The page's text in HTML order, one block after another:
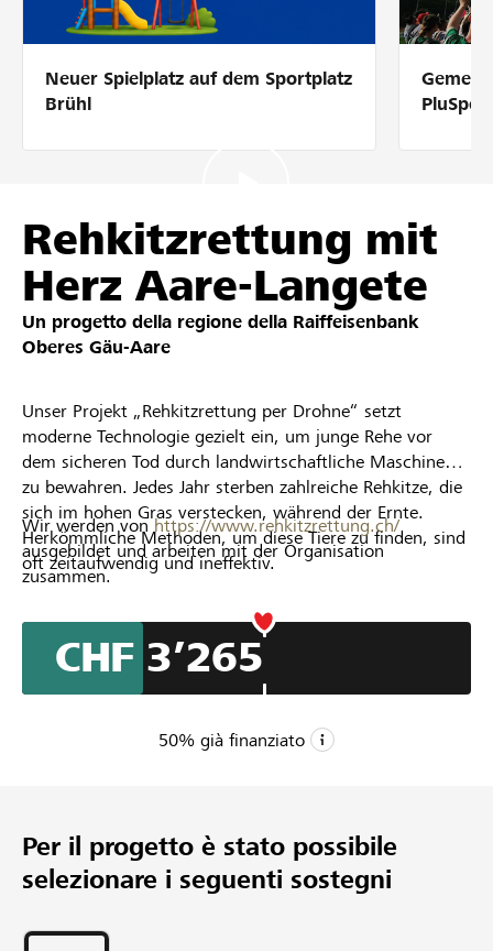
Aiuto & supporto
Partner / Banche Raiffeisen
Collegarsi
Registrazione
Neuer Spielplatz auf dem Sportplatz
Brühl
Rehkitzrettung mit
Herz Aare-Langete
Un progetto della regione della Raiffeisenbank
Oberes Gäu-Aare
Unser Projekt „Rehkitzrettung per Drohne“ setzt
moderne Technologie gezielt ein, um junge Rehe vor
dem sicheren Tod durch landwirtschaftliche Maschinen
zu bewahren. Jedes Jahr sterben zahlreiche Rehkitze, die
sich im hohen Gras verstecken, während der Ernte.
Herkömmliche Methoden, um diese Tiere zu finden, sind
oft zeitaufwendig und ineffektiv.
Wir werden von https://www.rehkitzrettung.ch/
ausgebildet und arbeiten mit der Organisation
zusammen.
CHF 3’265
50% già finanziato
CHF 12’000
Importo desiderato
Sostegni
Per il progetto è stato possibile
selezionare i seguenti sostegni